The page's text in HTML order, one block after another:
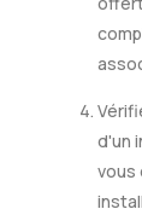
d'un
vous